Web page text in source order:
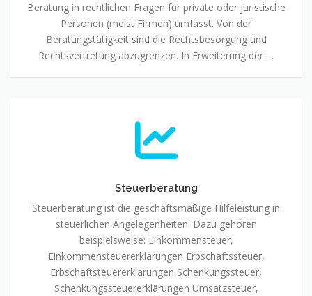
Beratung in rechtlichen Fragen für private oder juristische
Personen (meist Firmen) umfasst. Von der
Beratungstätigkeit sind die Rechtsbesorgung und
Rechtsvertretung abzugrenzen. In Erweiterung der …
Steuerberatung
Steuerberatung ist die geschäftsmäßige Hilfeleistung in
steuerlichen Angelegenheiten. Dazu gehören
beispielsweise: Einkommensteuer,
Einkommensteuererklärungen Erbschaftssteuer,
Erbschaftsteuererklärungen Schenkungssteuer,
Schenkungssteuererklärungen Umsatzsteuer,